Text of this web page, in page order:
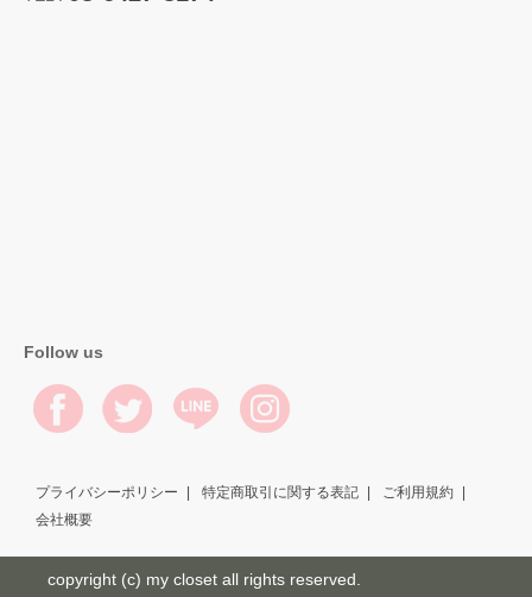
Follow us
プライバシーポリシー 特定商取引に関する表記
ご利用規約
会社概要
copyright (c) my closet all rights reserved.